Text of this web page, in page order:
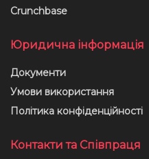
Crunchbase
Юридична інформація
Документи
Умови використання
Політика конфіденційності
Контакти та Співпраця